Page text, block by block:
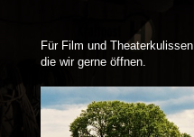
Für Film und
die wir gerne öffnen.